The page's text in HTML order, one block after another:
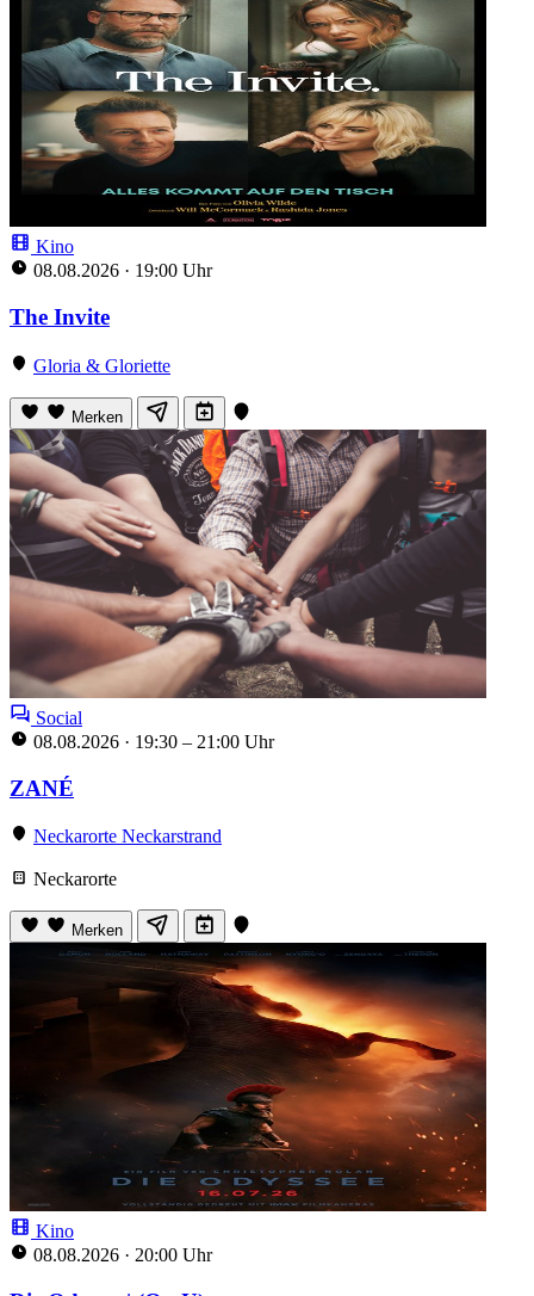
Kino
08.08.2026 · 19:00 Uhr
The Invite
Gloria & Gloriette
Merken
Social
08.08.2026 · 19:30 – 21:00 Uhr
ZANÉ
Neckarorte Neckarstrand
Neckarorte
Merken
Kino
08.08.2026 · 20:00 Uhr